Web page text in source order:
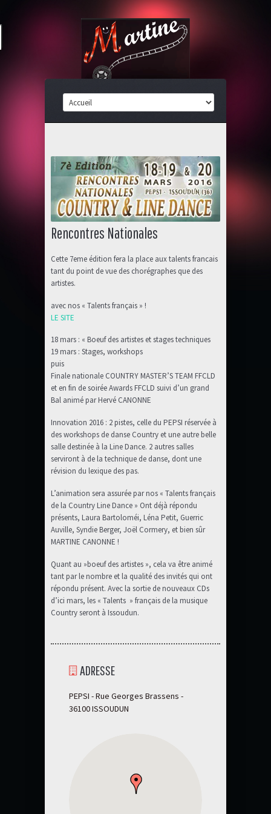
Rencontres Nationales
Cette 7eme édition fera la place aux talents francais
tant du point de vue des chorégraphes que des
artistes.
avec nos « Talents français » !
LE SITE
18 mars : « Boeuf des artistes et stages techniques
19 mars : Stages, workshops
puis
Finale nationale COUNTRY MASTER’S TEAM FFCLD
et en fin de soirée Awards FFCLD suivi d’un grand
Bal animé par Hervé CANONNE
Innovation 2016 : 2 pistes, celle du PEPSI réservée à
des workshops de danse Country et une autre belle
salle destinée à la Line Dance. 2 autres salles
serviront à de la technique de danse, dont une
révision du lexique des pas.
L’animation sera assurée par nos « Talents français
de la Country Line Dance » Ont déjà répondu
présents, Laura Bartoloméi, Léna Petit, Guerric
Auville, Syndie Berger, Joël Cormery, et bien sûr
MARTINE CANONNE !
Quant au »boeuf des artistes », cela va être animé
tant par le nombre et la qualité des invités qui ont
répondu présent. Avec la sortie de nouveaux CDs
d’ici mars, les « Talents » français de la musique
Country seront à Issoudun.
ADRESSE
PEPSI - Rue Georges Brassens -
36100 ISSOUDUN